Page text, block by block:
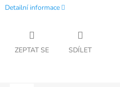
Detailní informace
ZEPTAT SE SDÍLET